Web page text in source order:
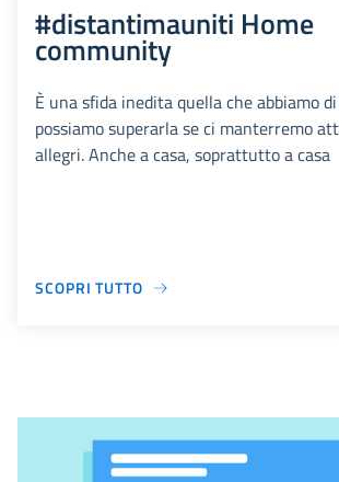
#distantimauniti Home
community
È una sfida inedita quella che abbiamo
possiamo superarla se ci manterremo
allegri. Anche a casa, soprattutto a casa
SCOPRI TUTTO